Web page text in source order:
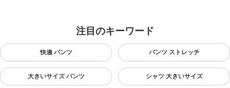
注目のキーワード
快適 パンツ パンツ ストレッチ
大きいサイズ パンツ シャツ 大きいサイズ